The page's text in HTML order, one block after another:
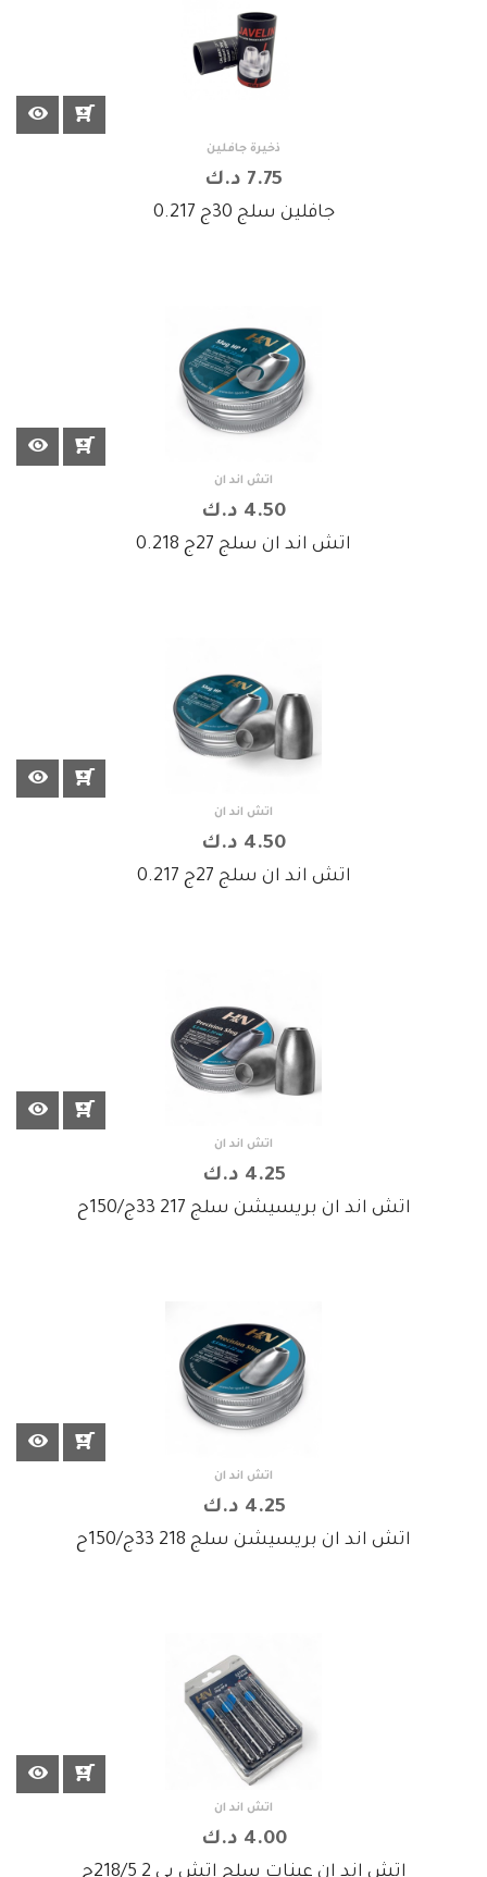
ذخيرة جافلين
7.75 د.ك
جافلين سلج 30ج 0.217
اتش اند ان
4.50 د.ك
اتش اند ان سلج 27ج 0.218
اتش اند ان
4.50 د.ك
اتش اند ان سلج 27ج 0.217
اتش اند ان
4.25 د.ك
اتش اند ان بريسيشن سلج 217 33ج/150ح
اتش اند ان
4.25 د.ك
اتش اند ان بريسيشن سلج 218 33ج/150ح
اتش اند ان
4.00 د.ك
اتش اند ان عينات سلج اتش بي 2 218/5ح